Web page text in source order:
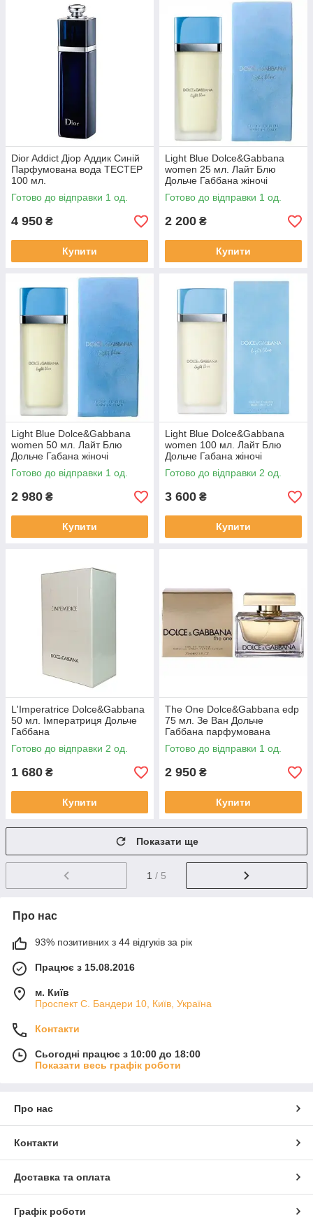
Dior Addict Діор Аддик Синій
Парфумована вода ТЕСТЕР
100 мл.
Готово до відправки 1 од.
4 950 ₴
Купити
Light Blue Dolce&Gabbana
women 25 мл. Лайт Блю
Дольче Габбана жіночі
Готово до відправки 1 од.
2 200 ₴
Купити
Light Blue Dolce&Gabbana
women 50 мл. Лайт Блю
Дольче Габана жіночі
Готово до відправки 1 од.
2 980 ₴
Купити
Light Blue Dolce&Gabbana
women 100 мл. Лайт Блю
Дольче Габана жіночі
Готово до відправки 2 од.
3 600 ₴
Купити
L'Imperatrice Dolce&Gabbana
50 мл. Імператриця Дольче
Габбана
Готово до відправки 2 од.
1 680 ₴
Купити
The One Dolce&Gabbana edp
75 мл. Зе Ван Дольче
Габбана парфумована
жіноча
Готово до відправки 1 од.
2 950 ₴
Купити
Показати ще
1 / 5
Про нас
93% позитивних з 44 відгуків за рік
Працює з 15.08.2016
м. Київ
Проспект С. Бандери 10, Київ, Україна
Контакти
Сьогодні працює з 10:00 до 18:00
Показати весь графік роботи
Про нас
Контакти
Доставка та оплата
Графік роботи